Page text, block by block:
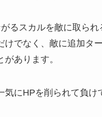
るスカルを敵に取られ
けでなく、敵に追加タ
あります。
気にHPを削られて負け